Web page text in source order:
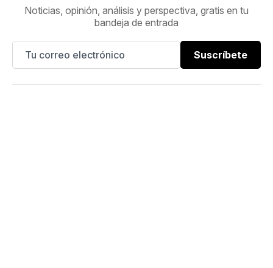
Noticias, opinión, análisis y perspectiva, gratis en tu
bandeja de entrada
Suscríbete